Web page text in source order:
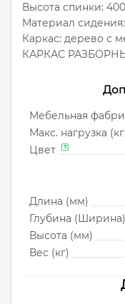
Высота спинки:
Материал сидения:
Каркас: дерево с
КАРКАС
Мебельная
Макс. нагрузка
Цвет
Длина (мм)
Глубина
Высота (мм)
Вес (кг)